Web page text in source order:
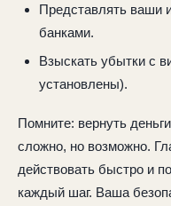
Представлять ваши
банками.
Взыскать убытки с
установлены).
Помните: вернуть
сложно, но возможно.
действовать быстро и
каждый шаг. Ваша